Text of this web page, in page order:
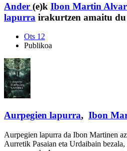
Ander (e)k Ibon Martin
lapurra irakurtzen amaitu du
Ots 12
Publikoa
Aurpegien lapurra, Ibon
Aurpegien lapurra da Ibon Martinen
Aurretik Pasaian eta Urdaibain